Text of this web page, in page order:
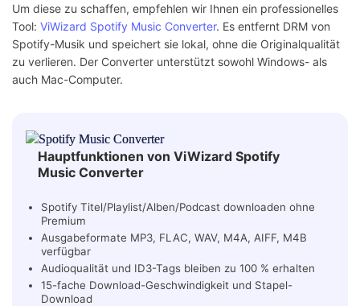
Um diese zu schaffen, empfehlen wir Ihnen ein professionelles
Tool: ViWizard Spotify Music Converter. Es entfernt DRM von
Spotify-Musik und speichert sie lokal, ohne die Originalqualität
zu verlieren. Der Converter unterstützt sowohl Windows- als
auch Mac-Computer.
Hauptfunktionen von ViWizard Spotify
Music Converter
Spotify Titel/Playlist/Alben/Podcast downloaden ohne
Premium
Ausgabeformate MP3, FLAC, WAV, M4A, AIFF, M4B
verfügbar
Audioqualität und ID3-Tags bleiben zu 100 % erhalten
15-fache Download-Geschwindigkeit und Stapel-
Download